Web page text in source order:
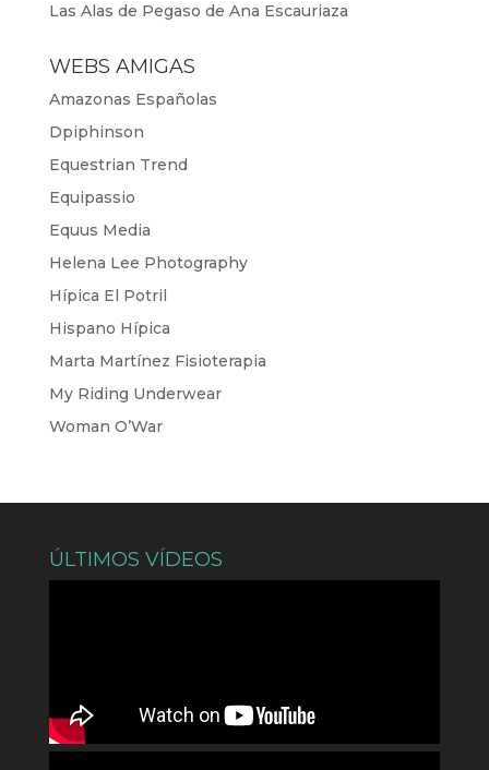
Las Alas de Pegaso de Ana Escauriaza
WEBS AMIGAS
Amazonas Españolas
Dpiphinson
Equestrian Trend
Equipassio
Equus Media
Helena Lee Photography
Hípica El Potril
Hispano Hípica
Marta Martínez Fisioterapia
My Riding Underwear
Woman O’War
ÚLTIMOS VÍDEOS